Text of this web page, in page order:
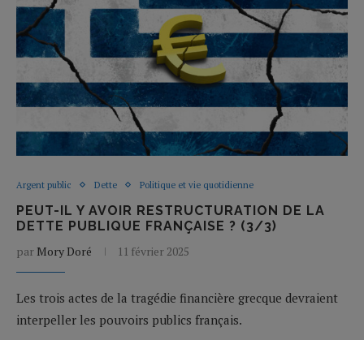
Argent public Dette Politique et vie quotidienne
PEUT-IL Y AVOIR RESTRUCTURATION DE LA
DETTE PUBLIQUE FRANÇAISE ? (3/3)
par Mory Doré 11 février 2025
Les trois actes de la tragédie financière grecque devraient
interpeller les pouvoirs publics français.